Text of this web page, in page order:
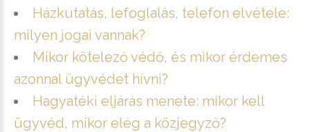
Házkutatás, lefoglalás, telefon elvétele:
milyen jogai vannak?
Mikor kötelező védő, és mikor érdemes
azonnal ügyvédet hívni?
Hagyatéki eljárás menete: mikor kell
ügyvéd, mikor elég a közjegyző?